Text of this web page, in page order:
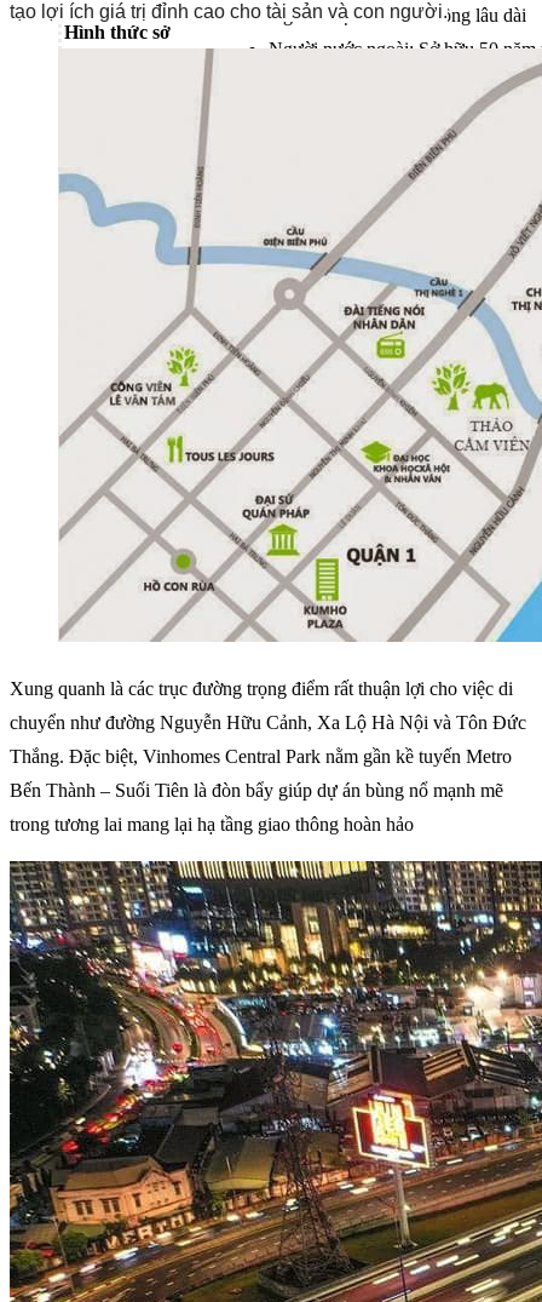
Hình thức sở
Người Việt Nam: Sổ hồng lâu dài
Người nước ngoài: Sở hữu 50 năm
tạo lợi ích giá trị đỉnh cao cho tài sản và con người.
Xung quanh là các trục đường trọng điểm rất thuận lợi cho việc di
chuyển như đường Nguyễn Hữu Cảnh, Xa Lộ Hà Nội và Tôn Đức
Thắng. Đặc biệt, Vinhomes Central Park nằm gần kề tuyến Metro
Bến Thành – Suối Tiên là đòn bẩy giúp dự án bùng nổ mạnh mẽ
trong tương lai mang lại hạ tầng giao thông hoàn hảo